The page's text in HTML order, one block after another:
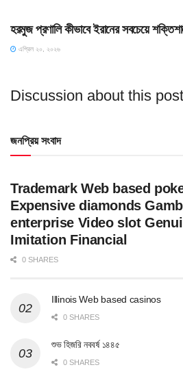
হরমুজ প্রণালি কীভাবে ইরানের সবচেয়ে
এপ্রিল ২০, ২০২৬
Discussion about this post
জনপ্রিয় সংবাদ
Trademark Web based
Expensive diamonds
enterprise Video slot
Imitation Financial
0 SHARES
Illinois Web based casinos
0 SHARES
শুভ হিজরি নববর্ষ ১৪৪৫
0 SHARES